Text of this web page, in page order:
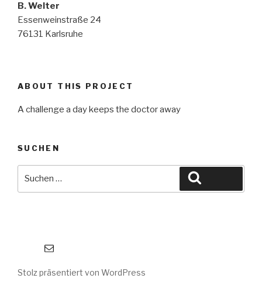
B. Welter
Essenweinstraße 24
76131 Karlsruhe
ABOUT THIS PROJECT
A challenge a day keeps the doctor away
SUCHEN
E-Mail
Stolz präsentiert von WordPress